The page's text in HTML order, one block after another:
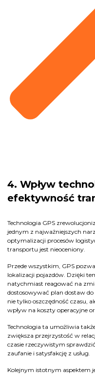
4. Wpływ
efektywność
Technologia GPS
jednym z najważniejszych
optymalizacji procesów
transportu jest nieoceniony.
Przede wszystkim, GPS
lokalizacji pojazdów. Dzięki
natychmiast reagować na
dostosowywać plan dostaw
nie tylko oszczędność czasu,
wpływ na koszty operacyjne
Technologia ta umożliwia także
zwiększa przejrzystość w
czasie rzeczywistym
zaufanie i satysfakcję z usług.
Kolejnym istotnym aspektem